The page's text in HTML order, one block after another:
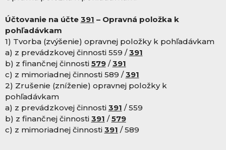
Účtovanie na účte 391 – Opravná položka k
pohľadávkam
1) Tvorba (zvýšenie) opravnej položky k pohľadávkam
a) z prevádzkovej činnosti 559 /391
b) z finančnej činnosti 579/391
c) z mimoriadnej činnosti 589 /391
2) Zrušenie (zníženie) opravnej položky k
pohľadávkam
a) z prevádzkovej činnosti 391 / 559
b) z finančnej činnosti 391 /579
c) z mimoriadnej činnosti 391 / 589